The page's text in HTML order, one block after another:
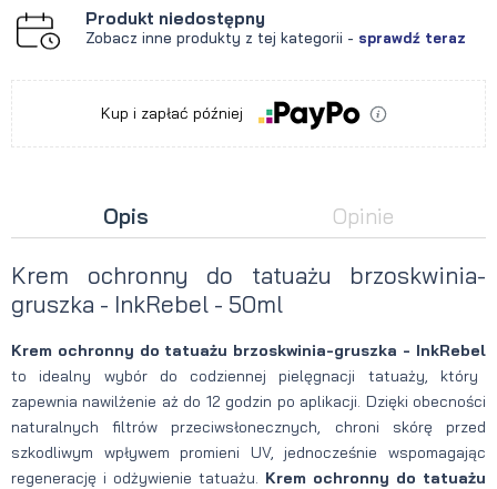
Produkt niedostępny
Zobacz inne produkty z tej kategorii - sprawdź teraz
Kup i zapłać później
Opis Opinie
Krem ochronny do tatuażu brzoskwinia-
gruszka - InkRebel - 50ml
Krem ochronny do tatuażu brzoskwinia-gruszka - InkRebel
to idealny wybór do codziennej pielęgnacji tatuaży, który
zapewnia nawilżenie aż do 12 godzin po aplikacji. Dzięki obecności
naturalnych filtrów przeciwsłonecznych, chroni skórę przed
szkodliwym wpływem promieni UV, jednocześnie wspomagając
regenerację i odżywienie tatuażu. Krem ochronny do tatuażu